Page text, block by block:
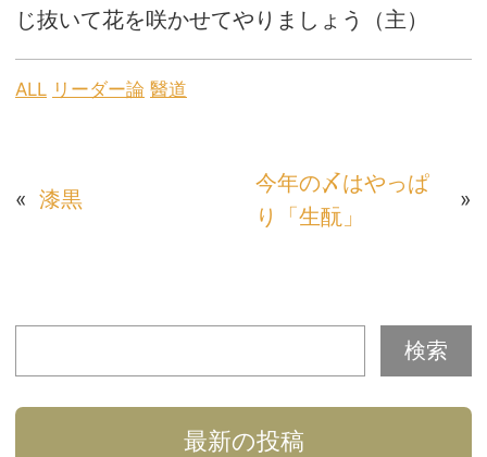
じ抜いて花を咲かせてやりましょう（主）
ALL リーダー論 醫道
« 漆黒
今年の〆はやっぱ
り「生酛」
»
最新の投稿